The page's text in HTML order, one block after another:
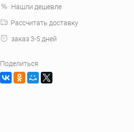
Нашли дешевле
Рассчитать доставку
заказ 3-5 дней
Поделиться